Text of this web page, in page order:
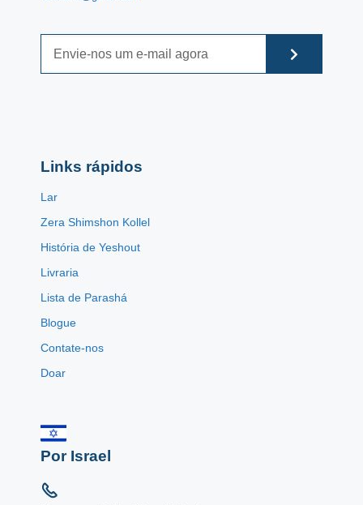
Links rápidos
Lar
Zera Shimshon Kollel
História de Yeshout
Livraria
Lista de Parashá
Blogue
Contate-nos
Doar
Por Israel